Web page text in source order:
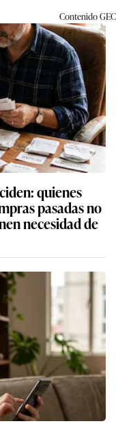
ContenidoGEC
quienes
pasadas no
necesidad de